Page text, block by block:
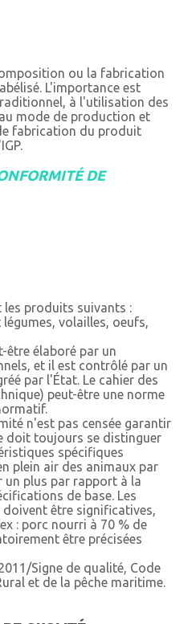
ou la fabrication
L'importance est
à l'utilisation des
mode de production et
fabrication du produit
DE
les produits suivants :
volailles, oeufs,
être élaboré par un
et il est contrôlé par un
par l'État. Le cahier des
peut-être une norme
n'est pas censée garantir
doit toujours se distinguer
spécifiques
plein air des animaux par
un plus par rapport à la
de base. Les
être significatives,
: porc nourri à 70 % de
être précisées
Signe de qualité, Code
et de la pêche maritime.